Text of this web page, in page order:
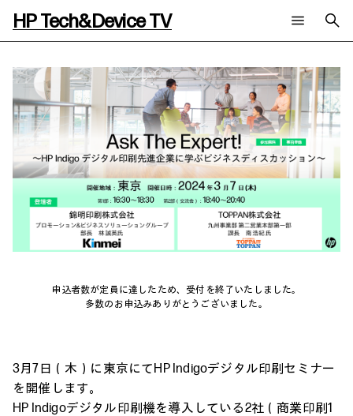
HP Tech&Device TV
全てのコンテンツ
チャンネル
製品トレンド & レビュー
サイバーセキュリティ
教育とテクノロジー
自治体・公共
ハイブリッドワーク
ワークステーション
タグ
事例
イベントレポート
AI PC
AIワークステーション
WXP（DEXツール）
イベント・コラム
イベント・セミナー情報
ご相談
メールニュース会員登録
日本HP 公式Webサイト
HP Tech&Device TV 内のコンテンツを検索します。
申込者数が定員に達したため、受付を終了いたしました。
多数のお申込みありがとうございました。
3月7日（木）に東京にてHP Indigoデジタル印刷セミナー
を開催します。
HP Indigoデジタル印刷機を導入している2社（商業印刷1